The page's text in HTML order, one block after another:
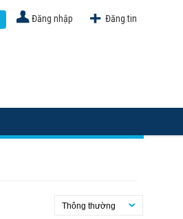
Đăng tin
Đăng nhập
Thông thường